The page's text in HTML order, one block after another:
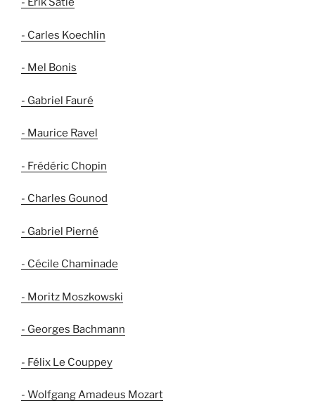
- Carles Koechlin
- Mel Bonis
- Gabriel Fauré
- Maurice Ravel
- Frédéric Chopin
- Charles Gounod
- Gabriel Pierné
- Cécile Chaminade
- Moritz Moszkowski
- Georges Bachmann
- Félix Le Couppey
- Wolfgang Amadeus Mozart